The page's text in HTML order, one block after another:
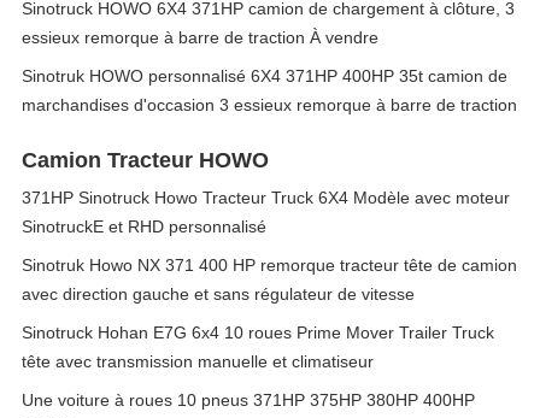
Sinotruck HOWO 6X4 371HP camion de chargement à clôture, 3
essieux remorque à barre de traction À vendre
Sinotruk HOWO personnalisé 6X4 371HP 400HP 35t camion de
marchandises d'occasion 3 essieux remorque à barre de traction
Camion Tracteur HOWO
371HP Sinotruck Howo Tracteur Truck 6X4 Modèle avec moteur
SinotruckE et RHD personnalisé
Sinotruk Howo NX 371 400 HP remorque tracteur tête de camion
avec direction gauche et sans régulateur de vitesse
Sinotruck Hohan E7G 6x4 10 roues Prime Mover Trailer Truck
tête avec transmission manuelle et climatiseur
Une voiture à roues 10 pneus 371HP 375HP 380HP 400HP